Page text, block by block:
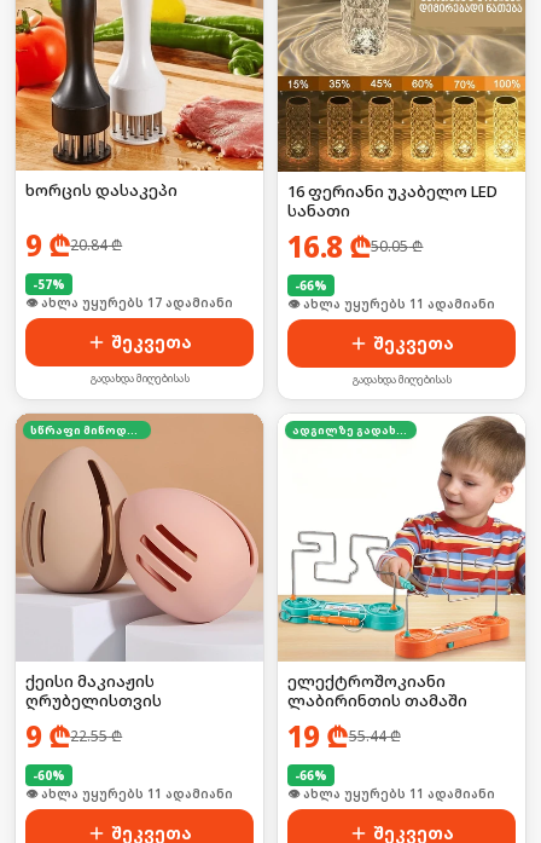
ხორცის დასაკეპი
9 ₾20.84₾
-57%
🛒 ბოლო 24სთ-ში იყიდა 22-მა
შეკვეთა
გადახდა მიღებისას
16 ფერიანი უკაბელო LED
სანათი
16.8 ₾50.05₾
-66%
🛒 ბოლო 24სთ-ში იყიდა 13-მა
შეკვეთა
გადახდა მიღებისას
სწრაფი მიწოდება
ქეისი მაკიაჟის
ღრუბელისთვის
9 ₾22.55₾
-60%
🛒 ბოლო 24სთ-ში იყიდა 14-მა
შეკვეთა
ადგილზე გადახდა
ელექტროშოკიანი
ლაბირინთის თამაში
19 ₾55.44₾
-66%
🛒 ბოლო 24სთ-ში იყიდა 13-მა
შეკვეთა